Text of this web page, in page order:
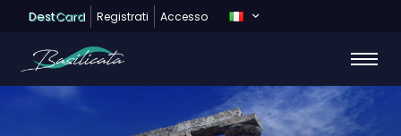
DestCard Registrati Accesso